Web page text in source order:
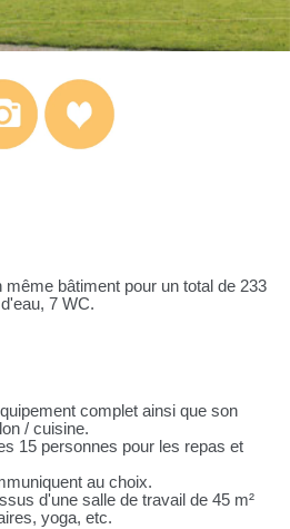
bâtiment pour un total de 233
7 WC.
complet ainsi que son
/ cuisine.
15 personnes pour les repas et
au choix.
d'une salle de travail de 45 m²
yoga, etc.